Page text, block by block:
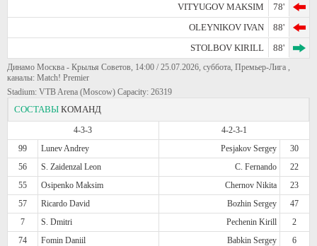
VITYUGOV MAKSIM
78'
OLEYNIKOV IVAN
88'
STOLBOV KIRILL
88'
Динамо Москва - Крылья Советов, 14:00 / 25.07.2026, суббота, Премьер-Лига ,
каналы: Match! Premier
Stadium: VTB Arena (Moscow) Capacity: 26319
СОСТАВЫ КОМАНД
4-3-3
4-2-3-1
99
Lunev Andrey Pesjakov Sergey
30
56
S. Zaidenzal Leon C. Fernando
22
55
Osipenko Maksim Chernov Nikita
23
57
Ricardo David Bozhin Sergey
47
7
S. Dmitri Pechenin Kirill
2
74
Fomin Daniil Babkin Sergey
6